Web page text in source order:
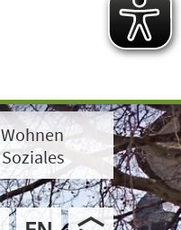
Wohnen
Soziales